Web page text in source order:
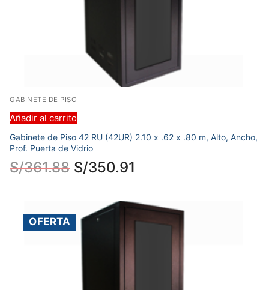
GABINETE DE PISO
Añadir al carrito
Gabinete de Piso 42 RU (42UR) 2.10 x .62 x .80 m, Alto, Ancho,
Prof. Puerta de Vidrio
S/361.88 S/350.91
OFERTA